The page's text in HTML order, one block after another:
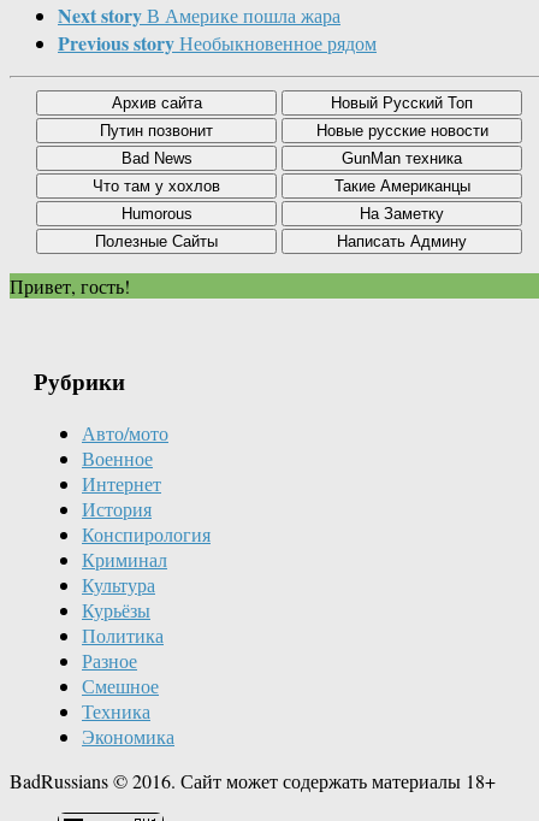
Next storyВ Америке пошла жара
Previous storyНеобыкновенное рядом
Привет, гость!
Рубрики
Авто/мото
Военное
Интернет
История
Конспирология
Криминал
Культура
Курьёзы
Политика
Разное
Смешное
Техника
Экономика
BadRussians © 2016. Сайт может содержать материалы 18+